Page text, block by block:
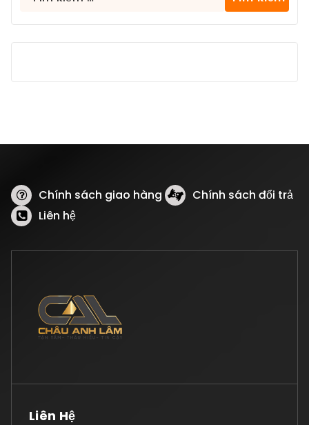
Chính sách giao hàng
Chính sách đổi trả
Liên hệ
Liên Hệ